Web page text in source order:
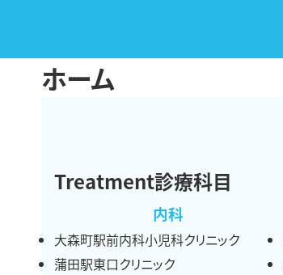
ホーム
Treatment診療科目
内科
大森町駅前内科小児科クリニック
蒲田駅東口クリニック